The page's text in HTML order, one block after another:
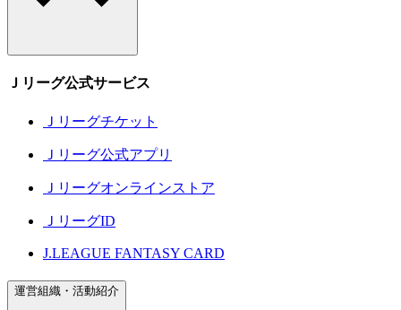
Ｊリーグ公式サービス
Ｊリーグチケット
Ｊリーグ公式アプリ
Ｊリーグオンラインストア
ＪリーグID
J.LEAGUE FANTASY CARD
運営組織・活動紹介